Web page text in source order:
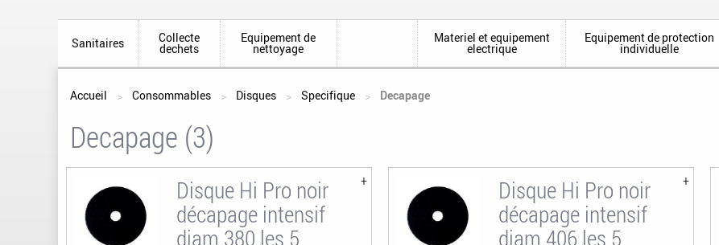
Sanitaires Collecte
dechets
Equipement de
nettoyage
Materiel et equipement
electrique
Equipement de protection
individuelle
Vous êtes ici
Accueil Consommables Disques Specifique Decapage
Decapage (3)
Disque Hi Pro noir
décapage intensif
diam 380 les 5
Disque Hi Pro noir
décapage intensif
diam 406 les 5